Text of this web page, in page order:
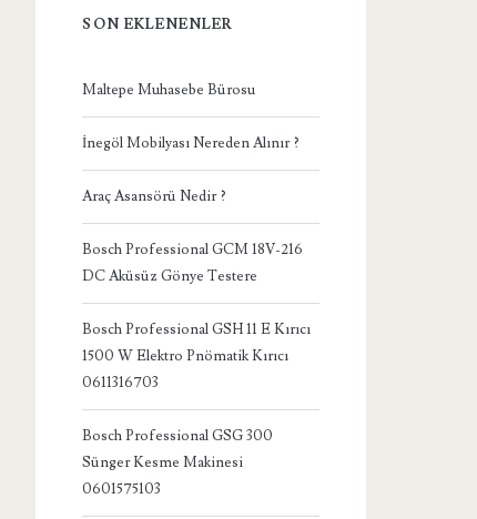
SON EKLENENLER
Maltepe Muhasebe Bürosu
İnegöl Mobilyası Nereden Alınır ?
Araç Asansörü Nedir ?
Bosch Professional GCM 18V-216
DC Aküsüz Gönye Testere
Bosch Professional GSH 11 E Kırıcı
1500 W Elektro Pnömatik Kırıcı
0611316703
Bosch Professional GSG 300
Sünger Kesme Makinesi
0601575103